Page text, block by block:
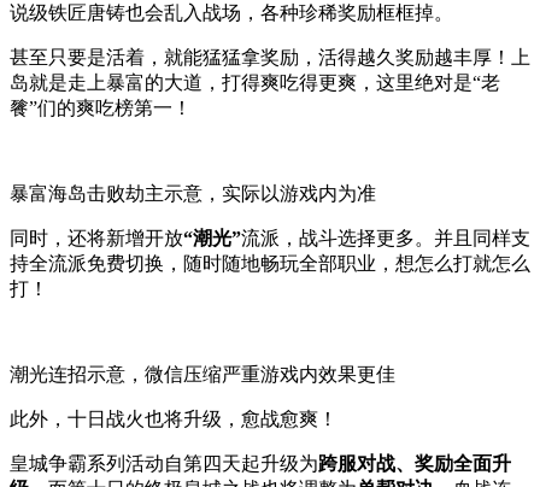
说级铁匠唐铸也会乱入战场，各种珍稀奖励框框掉。
甚至只要是活着，就能猛猛拿奖励，活得越久奖励越丰厚！上
岛就是走上暴富的大道，打得爽吃得更爽，这里绝对是“老
餮”们的爽吃榜第一！
暴富海岛击败劫主示意，实际以游戏内为准
同时，还将新增开放“潮光”流派，战斗选择更多。并且同样支
持全流派免费切换，随时随地畅玩全部职业，想怎么打就怎么
打！
潮光连招示意，微信压缩严重游戏内效果更佳
此外，十日战火也将升级，愈战愈爽！
皇城争霸系列活动自第四天起升级为跨服对战、奖励全面升